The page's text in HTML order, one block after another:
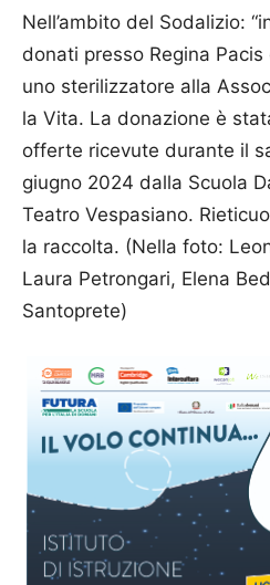
Nell’ambito del Sodalizio:
donati presso Regina
uno sterilizzatore alla
la Vita. La donazione è
offerte ricevute durante il
giugno 2024 dalla Scuola
Teatro Vespasiano.
la raccolta. (Nella foto:
Laura Petrongari, Elena
Santoprete)